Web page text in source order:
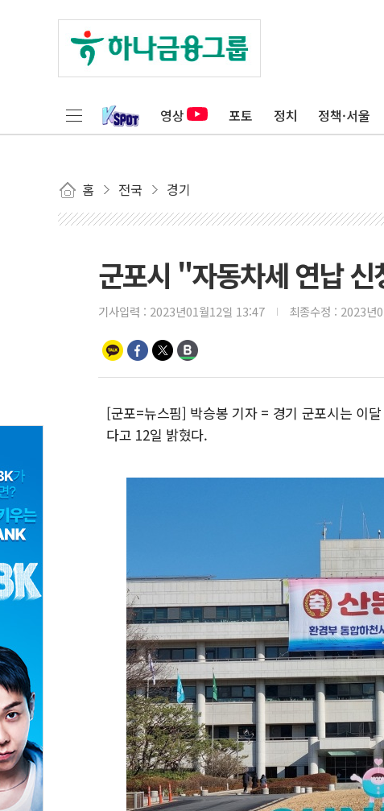
영상 포토 정치 정책·서울
홈 전국 경기
군포시 "자동차세 연납
기사입력 : 2023년01월12일 13:47 최종수정 : 2023년
[군포=뉴스핌] 박승봉 기자 = 경기 군포시는 이
다고 12일 밝혔다.